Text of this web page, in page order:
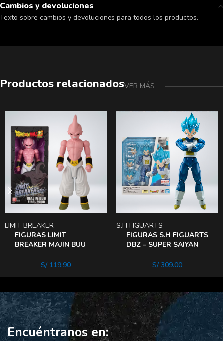
Cambios y devoluciones
Texto sobre cambios y devoluciones para todos los productos.
Productos relacionadosVER MÁS
FIGURAS LIMIT
BREAKER MAJIN BUU
LIMIT BREAKER
S/119.90
FIGURAS S.H FIGUARTS
DBZ – SUPER SAIYAN
UNWAVERING SAIYAN
S.H FIGUARTS
S/309.00
Encuéntranos en: